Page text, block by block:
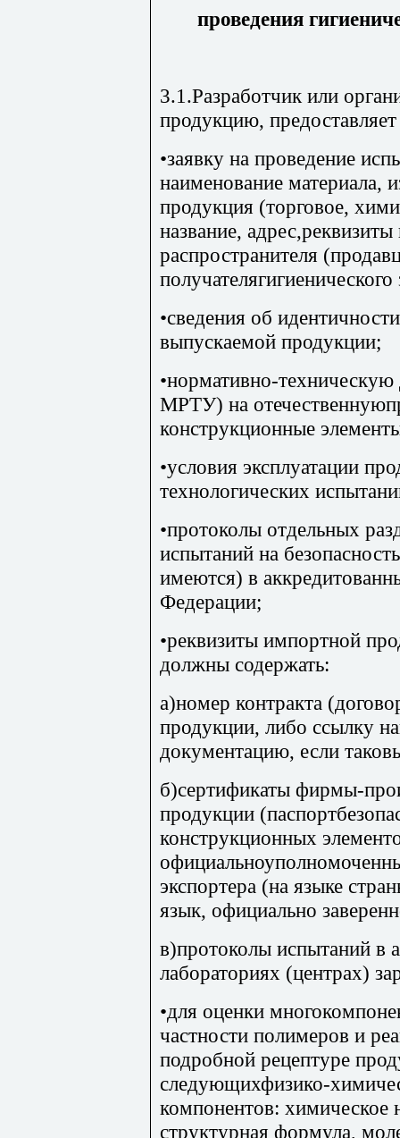
проведения
3.1.Разработчик или
продукцию,
•заявку на проведение
наименование материала,
продукция (торговое,
название, адрес,реквизиты
распространителя
•сведения об
выпускаемой продукции;
•нормативно-
МРТУ) на
конструкционные
•условия эксплуатации
технологических
•протоколы отдельных
испытаний на
имеются) в
Федерации;
•реквизиты импортной
должны содержать:
а)номер контракта
продукции, либо ссылку
документацию, если
б)сертификаты фирмы-
продукции
конструкционных
экспортера (на языке
язык, официально
в)протоколы испытаний в
лабораториях (центрах)
•для оценки
частности полимеров и
подробной рецептуре
следующихфизико-
компонентов: химическое
структурная формула,